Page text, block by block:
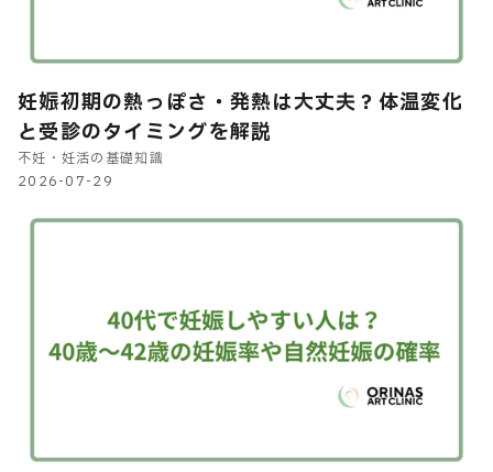
妊娠初期の熱っぽさ・発熱は大丈夫？体温変化
と受診のタイミングを解説
不妊・妊活の基礎知識
2026-07-29